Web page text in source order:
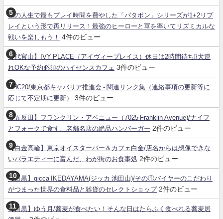
私の人生で最もプレイ時間を費やした「パタポン」シリーズが1+2リプ
レイという形で再リリース！最強のヒーローと軍を率いてリズミカルな
戦いを楽しもう！
4件のビュー
【代官山】IVY PLACE（アイヴィープレイス）休日は2時間待ち⁉犬連
れOKな予約必須のハイセンスカフェ 3件のビュー
SHC20/東京都キャバリア推進会 - 関連リンク集（連絡事項の更新等に
応じて不定期に更新）
3件のビュー
【五反田】フランクリン・アベニュー（7025 Franklin Avenue)/ナイフ
とフォークで食す、老舗名店の絶品ハンバーガー 2件のビュー
【白金高輪】東京オイスターバー＆カフェ白金/店名からは想像できな
いバラエティーに富んだ、わが街のお食事処 2件のビュー
【目黒】gicca IKEDAYAMA(ジッカ 池田山)/その①バイヤーのこだわり
がつまった世界の食料品と雑貨のセレクトショップ 2件のビュー
【目黒】ゆう月/蕎麦が食べたい！そんな日はたらふく食べれる蕎麦居